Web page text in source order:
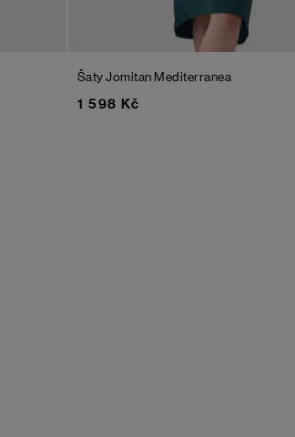
Šaty Jomitan Mediterranea
1 598 Kč